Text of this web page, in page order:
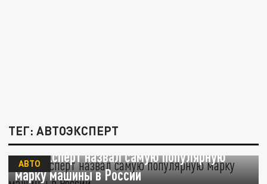
ТЕГ: АВТОЭКСПЕРТ
Автоэксперт назвал самую популярную
марку машины в России
АВТО